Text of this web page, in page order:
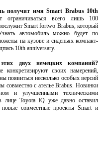
получит имя Smart Brabus 10th
ограничиваться всего лишь 100
Smart fortwo Brabus, который
автомобиль можно будет по
на кузове и сиденьях компакт-
10th anniversary.
двух немецких компаний?
конкретизируют своих намерений,
появиться несколько особых версий
совместно с ателье Brabus. Новинки
и улучшенными техническими
лице Toyota iQ уже давно оставил
совместные проекты Smart и